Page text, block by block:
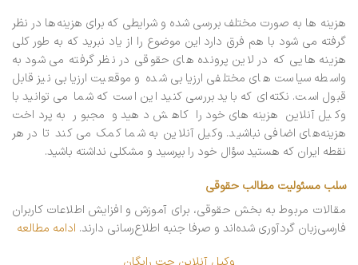
هزینه ها به صورت مختلف بررسی شده و شرایطی که برای هزینه‌ها در نظر
گرفته می شود با هم فرق دارد این موضوع را از یاد نبرید که به طور کلی
هزینه هایی که در لاین پرونده های حقوقی در نظر گرفته می شود به
واسطه سیاست های مختلفی ارزیابی شده و موقعیت ارزیابی نیز قابل
قبول است. نکته‌ای که باید بررسی کنید این است که شما می توانید با
وکیل آنلاین هزینه‌های خود را کاهش دهید و مجبور به پرداخت
هزینه‌های اضافی نباشید. وکیل آنلاین به شما کمک می کند تا در هر
نقطه ایران که هستید سؤال خود را بپرسید و مشکلی نداشته باشید.
سلب مسئولیت مطالب حقوقی
مقالات مربوط به بخش حقوقی، برای آموزش و افزایش اطلاعات کاربران
فارسی‌زبان گردآوری شده‌اند و صرفا جنبه اطلاع‌رسانی دارند. ادامه مطالعه